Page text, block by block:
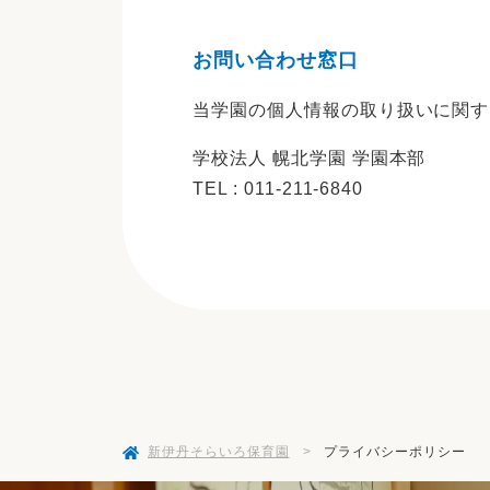
お問い合わせ窓口
当学園の個人情報の取り扱いに関
学校法人 幌北学園 学園本部
TEL : 011-211-6840
新伊丹そらいろ保育園 > プライバシーポリシー